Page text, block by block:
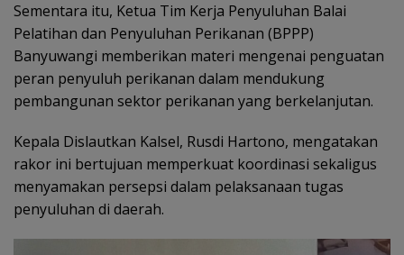
Sementara itu, Ketua Tim Kerja Penyuluhan Balai
Pelatihan dan Penyuluhan Perikanan (BPPP)
Banyuwangi memberikan materi mengenai penguatan
peran penyuluh perikanan dalam mendukung
pembangunan sektor perikanan yang berkelanjutan.
Kepala Dislautkan Kalsel, Rusdi Hartono, mengatakan
rakor ini bertujuan memperkuat koordinasi sekaligus
menyamakan persepsi dalam pelaksanaan tugas
penyuluhan di daerah.